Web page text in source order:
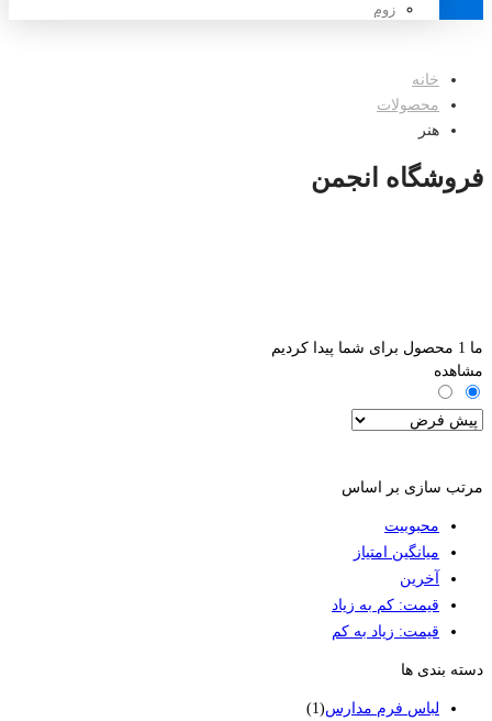
زوم
خانه
محصولات
هنر
فروشگاه انجمن
ما 1 محصول برای شما پیدا کردیم
مشاهده
مرتب سازی بر اساس
محبوبیت
میانگین امتیاز
آخرین
قیمت: کم به زیاد
قیمت: زیاد به کم
دسته بندی ها
لباس فرم مدارس(1)